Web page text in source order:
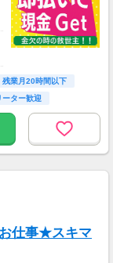
残業月20時間以下
ーター歓迎
仕事★スキマ